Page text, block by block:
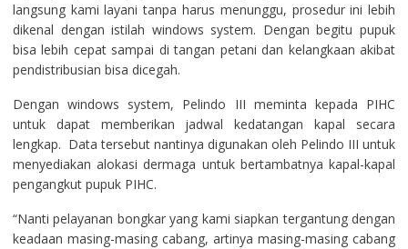
langsung kami layani tanpa harus menunggu, prosedur ini lebih
dikenal dengan istilah windows system. Dengan begitu pupuk
bisa lebih cepat sampai di tangan petani dan kelangkaan akibat
pendistribusian bisa dicegah.
Dengan windows system, Pelindo III meminta kepada PIHC
untuk dapat memberikan jadwal kedatangan kapal secara
lengkap. Data tersebut nantinya digunakan oleh Pelindo III untuk
menyediakan alokasi dermaga untuk bertambatnya kapal-kapal
pengangkut pupuk PIHC.
“Nanti pelayanan bongkar yang kami siapkan tergantung dengan
keadaan masing-masing cabang, artinya masing-masing cabang